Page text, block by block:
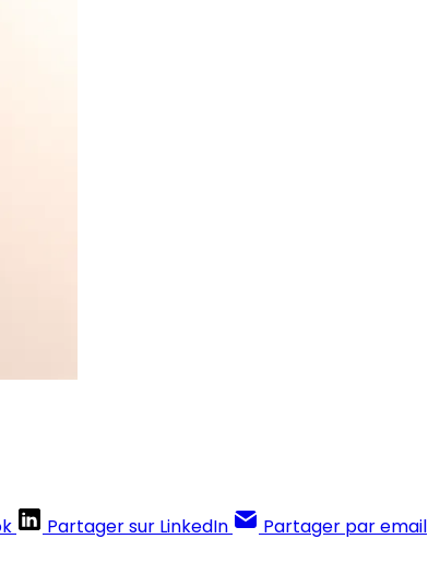
Partager sur LinkedIn Partager par email